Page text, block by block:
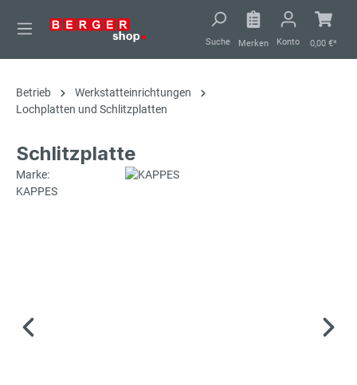
springen
Suche Merken Konto 0,00 €*
Betrieb
Werkstatteinrichtungen
Lochplatten und Schlitzplatten
Schlitzplatte
Marke:
KAPPES